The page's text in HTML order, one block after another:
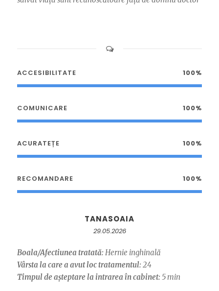
ACCESIBILITATE 100%
COMUNICARE 100%
ACURATEȚE 100%
RECOMANDARE 100%
TANASOAIA
29.05.2026
Boala/Afectiunea tratată: Hernie inghinală
Vârsta la care a avut loc tratamentul: 24
Timpul de așteptare la intrarea în cabinet: 5 min